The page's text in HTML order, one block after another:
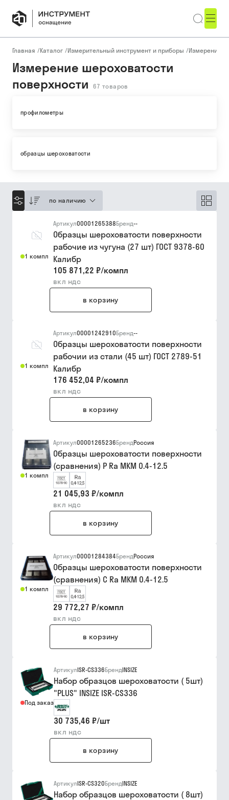
Главная /Каталог /Измерительный инструмент и приборы /Измерение
Измерение шероховатости
поверхности
67 товаров
профилометры
образцы шероховатости
по наличию
1 компл
Артикул00001265388Бренд--
Образцы шероховатости поверхности
рабочие из чугуна (27 шт) ГОСТ 9378-60
Калибр
105 871,22 ₽/компл
вкл ндс
в корзину
1 компл
Артикул00001242910Бренд--
Образцы шероховатости поверхности
рабочии из стали (45 шт) ГОСТ 2789-51
Калибр
176 452,04 ₽/компл
вкл ндс
в корзину
1 компл
Артикул00001265236БрендРоссия
Образцы шероховатости поверхности
(сравнения) Р Ra МКМ 0.4-12.5
21 045,93 ₽/компл
вкл ндс
в корзину
1 компл
Артикул00001284384БрендРоссия
Образцы шероховатости поверхности
(сравнения) С Ra МКМ 0.4-12.5
29 772,27 ₽/компл
вкл ндс
в корзину
Под заказ
АртикулISR-CS336БрендINSIZE
Набор образцов шероховатости ( 5шт)
"PLUS" INSIZE ISR-CS336
30 735,46 ₽/шт
вкл ндс
в корзину
АртикулISR-CS320БрендINSIZE
Набор образцов шероховатости ( 8шт)